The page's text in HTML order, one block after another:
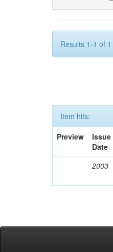
Results 1-1 of
Item hits:
Preview
Issue
Date
2003